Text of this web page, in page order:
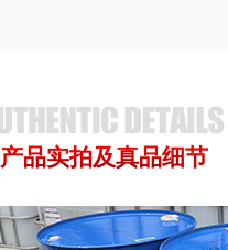
产品实拍及真品细节